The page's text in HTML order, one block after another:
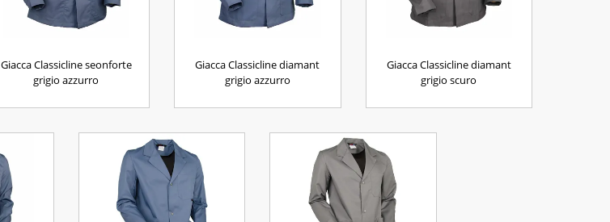
Giacca Classicline seonforte
grigio azzurro
Giacca Classicline diamant
grigio azzurro
Giacca Classicline diamant
grigio scuro